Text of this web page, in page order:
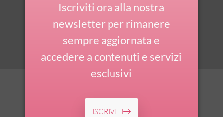
Iscriviti ora alla nostra
newsletter per rimanere
sempre aggiornata e
accedere a contenuti e servizi
esclusivi
ISCRIVITI